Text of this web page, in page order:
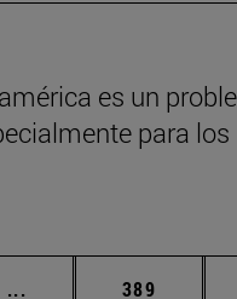
es un
para los
... Páginas intermedias
Página
389